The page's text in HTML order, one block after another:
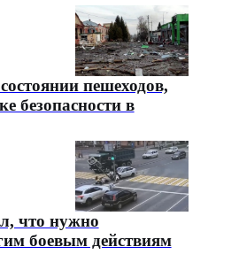
пешеходов,
безопасности в
что нужно
боевым действиям